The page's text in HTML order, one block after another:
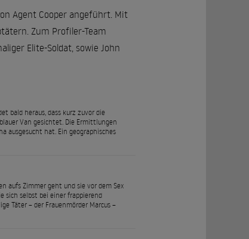
Agent Cooper angeführt. Mit
Zum Profiler-Team
Elite-Soldat, sowie John
bald heraus, dass kurz zuvor die
Van gesichtet. Die Ermittlungen
ausgesucht hat. Ein geographisches
aufs Zimmer geht und sie vor dem Sex
sich selbst bei einer frappierend
Täter – der Frauenmörder Marcus –